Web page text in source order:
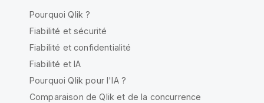
Pourquoi Qlik ?
Fiabilité et sécurité
Fiabilité et confidentialité
Fiabilité et IA
Pourquoi Qlik pour l'IA ?
Comparaison de Qlik et de la concurrence